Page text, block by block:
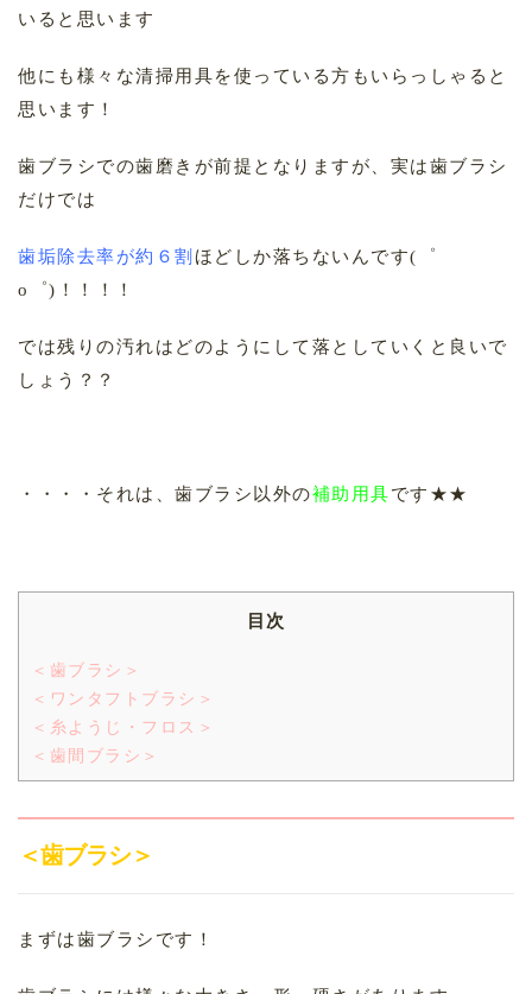
いると思います
他にも様々な清掃用具を使っている方もいらっしゃると
思います！
歯ブラシでの歯磨きが前提となりますが、実は歯ブラシ
だけでは
歯垢除去率が約６割 ほどしか落ちないんです(゜
o゜)！！！！
では残りの汚れはどのようにして落としていくと良いで
しょう？？
・・・・それは、歯ブラシ以外の補助用具です★★
目次
＜歯ブラシ＞
＜ワンタフトブラシ＞
＜糸ようじ・フロス＞
＜歯間ブラシ＞
＜歯ブラシ＞
まずは歯ブラシです！